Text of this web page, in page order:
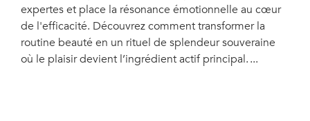
expertes et place la résonance émotionnelle au cœur
de l'efficacité. Découvrez comment transformer la
routine beauté en un rituel de splendeur souveraine
où le plaisir devient l’ingrédient actif principal.